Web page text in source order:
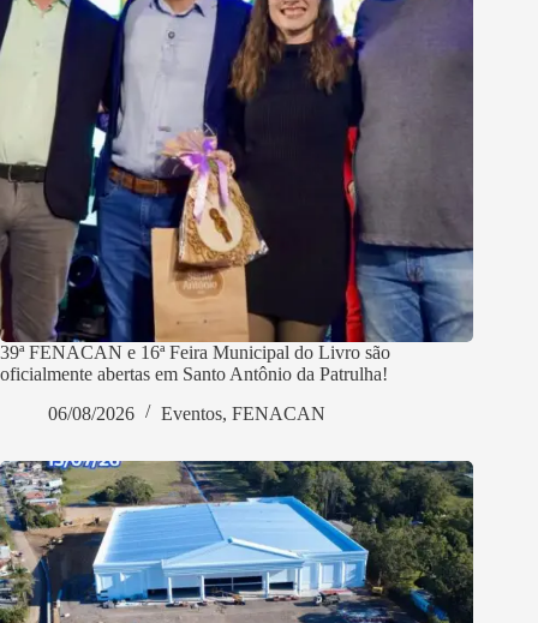
39ª FENACAN e 16ª Feira Municipal do Livro são
oficialmente abertas em Santo Antônio da Patrulha!
06/08/2026
Eventos, FENACAN